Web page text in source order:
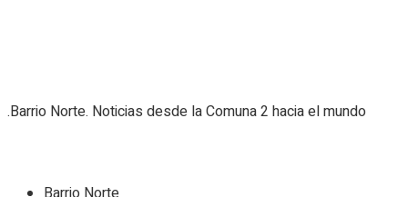
.Barrio Norte. Noticias desde la Comuna 2 hacia el mundo